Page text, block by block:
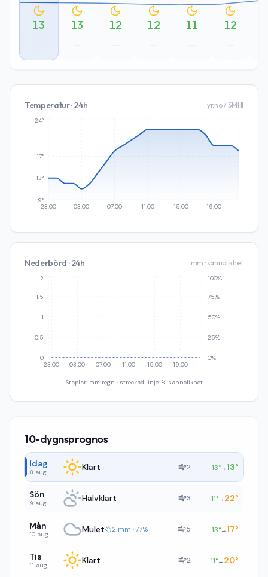
13
–
13
–
12
–
12
–
11
–
12
–
Temperatur · 24h yr.no / SMHI
23:00 03:00 07:00 11:00 15:00 19:00
9°
13°
17°
24°
Nederbörd · 24h mm · sannolikhet
23:00 03:00 07:00 11:00 15:00 19:00
0
0.5
1
1.5
2
0%
25%
50%
75%
100%
Staplar: mm regn · streckad linje: % sannolikhet
10-dygnsprognos
Idag
8 aug. Klart 2 13°→13°
Sön
9 aug. Halvklart 3 11°→ 22°
Mån
10 aug. Mulet 2 mm · 77% 5 13°→17°
Tis
11 aug. Klart 2 11°→ 20°